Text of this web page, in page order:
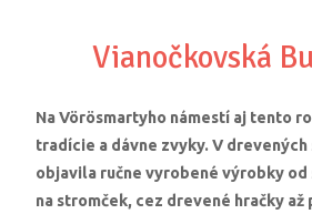
Vianočkovská
Na Vörösmartyho námestí aj tento
tradície a dávne zvyky. V drevených
objavila ručne vyrobené výrobky od
na stromček, cez drevené hračky až